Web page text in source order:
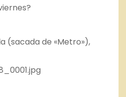
(sacada de «Metro»),